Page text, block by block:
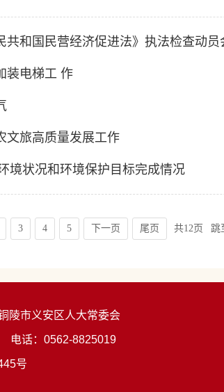
共和国民营经济促进法》执法检查动员
装电梯工 作
文旅高质量发展工作
境状况和环境保护目标完成情况
3 4 5 下一页 尾页 共12页 跳
陵市义安区人大常委会
电话：0562-8825019
号